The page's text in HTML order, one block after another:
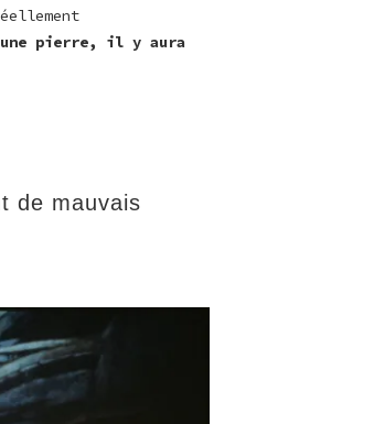
une pierre, il y aura
de mauvais